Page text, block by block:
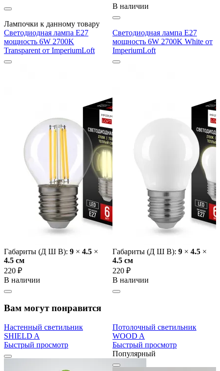
В наличии
Лампочки к данному товару
Светодиодная лампа E27
мощность 6W 2700K
Transparent от ImperiumLoft
Габариты (Д Ш В): 9 × 4.5 ×
4.5 cм
220 ₽
В наличии
Светодиодная лампа E27
мощность 6W 2700K White от
ImperiumLoft
Габариты (Д Ш В): 9 × 4.5 ×
4.5 cм
220 ₽
В наличии
Вам могут понравится
Настенный светильник
SHIELD A
Быстрый просмотр
Потолочный светильник
WOOD A
Быстрый просмотр
Популярный